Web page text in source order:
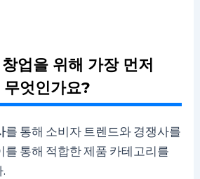
업을 위해 가장 먼저
엇인가요?
를 통해 소비자 트렌드와 경쟁사를
를 통해 적합한 제품 카테고리를